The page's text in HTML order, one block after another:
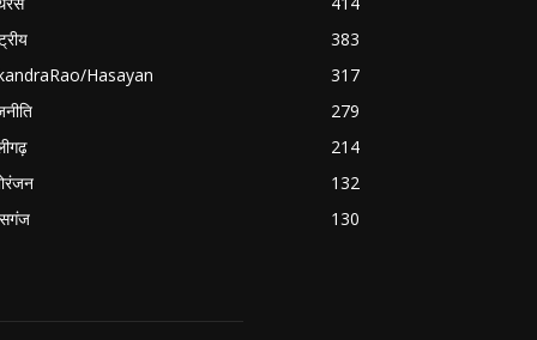
383
Hasayan
317
279
214
132
130